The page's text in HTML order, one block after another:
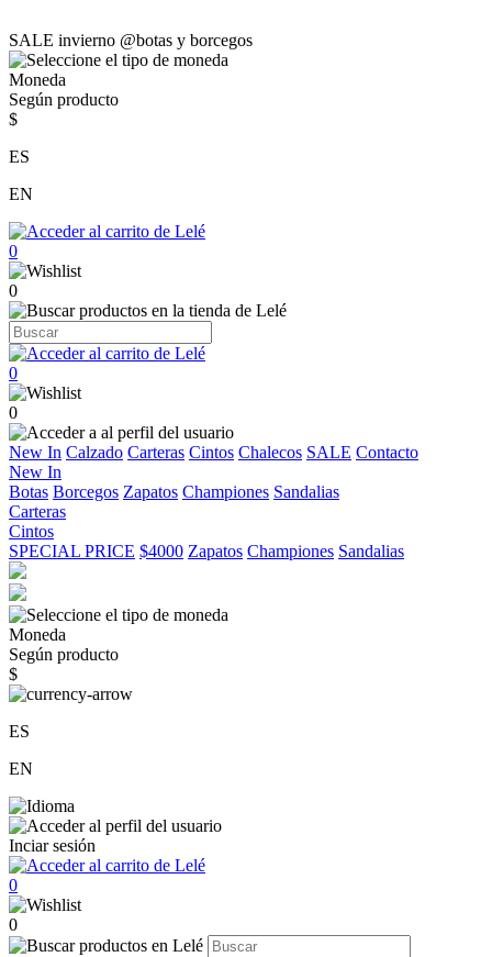
SALE invierno @botas y borcegos
Moneda
Según producto
$
ES
EN
0
0
0
0
New In Calzado Carteras Cintos Chalecos SALE Contacto
New In
Botas Borcegos Zapatos Championes Sandalias
Carteras
Cintos
SPECIAL PRICE $4000 Zapatos Championes Sandalias
Moneda
Según producto
$
ES
EN
Inciar sesión
0
0